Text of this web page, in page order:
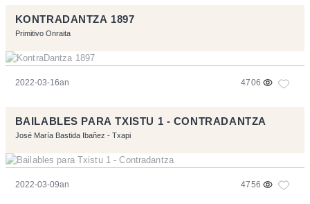
KONTRADANTZA 1897
Primitivo Onraita
2022-03-16an 4706
BAILABLES PARA TXISTU 1 - CONTRADANTZA
José María Bastida Ibañez - Txapi
2022-03-09an 4756